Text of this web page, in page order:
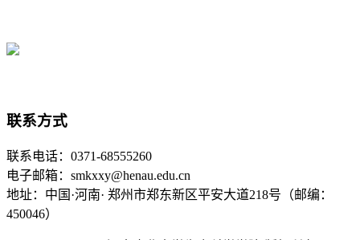
联系方式
联系电话：0371-68555260
电子邮箱：smkxxy@henau.edu.cn
地址：中国·河南· 郑州市郑东新区平安大道218号（邮编：
450046）